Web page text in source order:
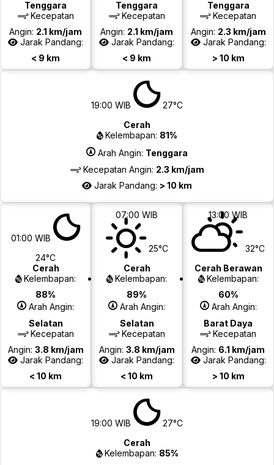
Tenggara
Kecepatan
Angin: 2.1 km/jam
Jarak Pandang:
< 9 km
Tenggara
Kecepatan
Angin: 2.1 km/jam
Jarak Pandang:
< 9 km
Tenggara
Kecepatan
Angin: 2.3 km/jam
Jarak Pandang:
> 10 km
19:00 WIB
27°C
Cerah
Kelembapan: 81%
Arah Angin: Tenggara
Kecepatan Angin: 2.3 km/jam
Jarak Pandang: > 10 km
01:00 WIB
24°C
Cerah
Kelembapan:
88%
Arah Angin:
Selatan
Kecepatan
Angin: 3.8 km/jam
Jarak Pandang:
< 10 km
07:00 WIB
25°C
Cerah
Kelembapan:
89%
Arah Angin:
Selatan
Kecepatan
Angin: 3.8 km/jam
Jarak Pandang:
< 10 km
13:00 WIB
32°C
Cerah Berawan
Kelembapan:
60%
Arah Angin:
Barat Daya
Kecepatan
Angin: 6.1 km/jam
Jarak Pandang:
> 10 km
19:00 WIB
27°C
Cerah
Kelembapan: 85%